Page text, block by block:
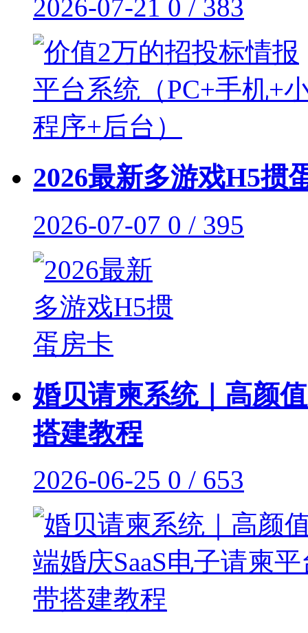
2026-07-21 0 / 383
2026最新多游戏H5掼
2026-07-07 0 / 395
婚贝请柬系统｜高颜
搭建教程
2026-06-25 0 / 653